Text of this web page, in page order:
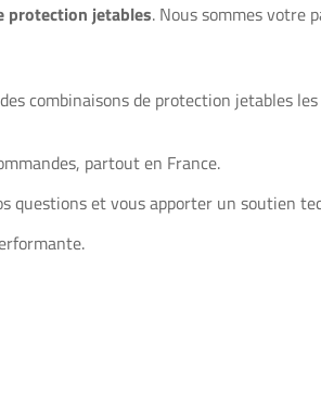
protection jetables. Nous sommes votre
combinaisons de protection jetables
partout en France.
questions et vous apporter un soutien